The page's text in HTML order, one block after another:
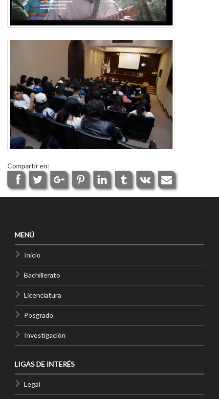
Compartir en:
MENÚ
Inicio
Bachillerato
Licenciatura
Posgrado
Investigación
LIGAS DE INTERÉS
Legal